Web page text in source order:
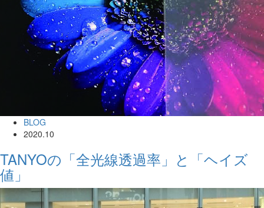
BLOG
2020.10
TANYOの「全光線透過率」と「ヘイズ
値」